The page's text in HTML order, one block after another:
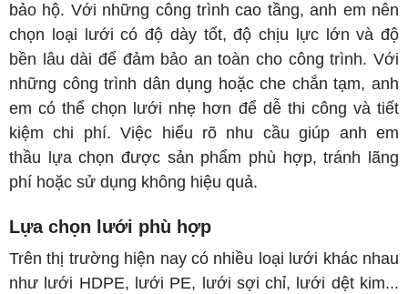
bảo hộ. Với những công trình cao tầng, anh em nên
chọn loại lưới có độ dày tốt, độ chịu lực lớn và độ
bền lâu dài để đảm bảo an toàn cho công trình. Với
những công trình dân dụng hoặc che chắn tạm, anh
em có thể chọn lưới nhẹ hơn để dễ thi công và tiết
kiệm chi phí. Việc hiểu rõ nhu cầu giúp anh em
thầu lựa chọn được sản phẩm phù hợp, tránh lãng
phí hoặc sử dụng không hiệu quả.
Lựa chọn lưới phù hợp
Trên thị trường hiện nay có nhiều loại lưới khác nhau
như lưới HDPE, lưới PE, lưới sợi chỉ, lưới dệt kim...